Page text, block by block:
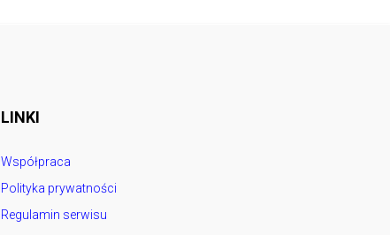
LINKI
Współpraca
Polityka prywatności
Regulamin serwisu